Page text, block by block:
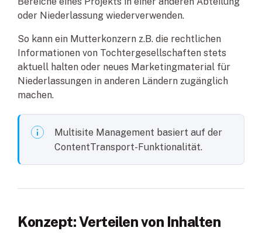
oder Niederlassung wiederverwenden.
So kann ein Mutterkonzern z.B. die rechtlichen
Informationen von Tochtergesellschaften stets
aktuell halten oder neues Marketingmaterial für
Niederlassungen in anderen Ländern zugänglich
machen.
Multisite Management basiert auf der
ContentTransport-Funktionalität.
Konzept: Verteilen von Inhalten